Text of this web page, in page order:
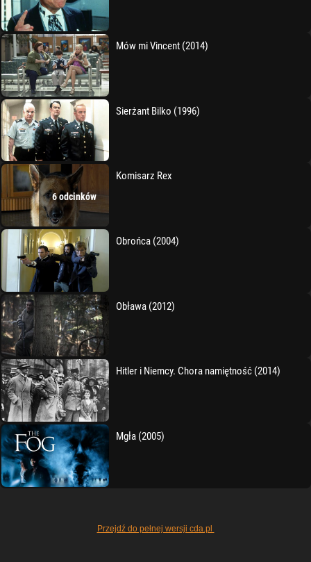
Mów mi Vincent (2014)
Sierżant Bilko (1996)
6 odcinków
Komisarz Rex
Obrońca (2004)
Obława (2012)
Hitler i Niemcy. Chora namiętność (2014)
Mgła (2005)
Przejdź do pełnej wersji cda.pl